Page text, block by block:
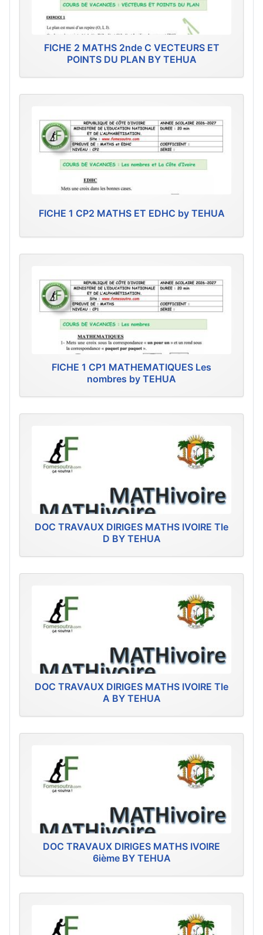
FICHE 2 MATHS 2nde C VECTEURS ET
POINTS DU PLAN BY TEHUA
FICHE 1 CP2 MATHS ET EDHC by TEHUA
FICHE 1 CP1 MATHEMATIQUES Les
nombres by TEHUA
DOC TRAVAUX DIRIGES MATHS IVOIRE Tle
D BY TEHUA
DOC TRAVAUX DIRIGES MATHS IVOIRE Tle
A BY TEHUA
DOC TRAVAUX DIRIGES MATHS IVOIRE
6ième BY TEHUA